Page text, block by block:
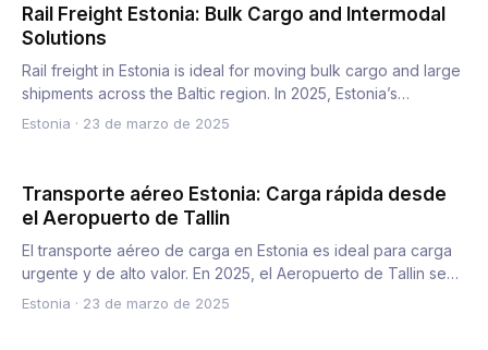
Rail Freight Estonia: Bulk Cargo and Intermodal
Solutions
Rail freight in Estonia is ideal for moving bulk cargo and large
shipments across the Baltic region. In 2025, Estonia’s…
Estonia · 23 de marzo de 2025
Transporte aéreo Estonia: Carga rápida desde
el Aeropuerto de Tallin
El transporte aéreo de carga en Estonia es ideal para carga
urgente y de alto valor. En 2025, el Aeropuerto de Tallin se…
Estonia · 23 de marzo de 2025